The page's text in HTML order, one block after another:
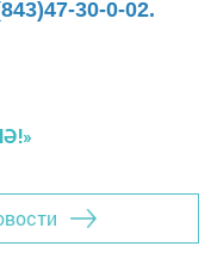
30-0-02.